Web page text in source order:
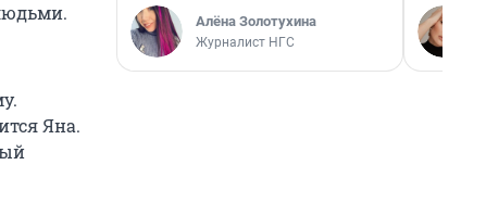
Яна.
Алёна Золотухина
Журналист НГС